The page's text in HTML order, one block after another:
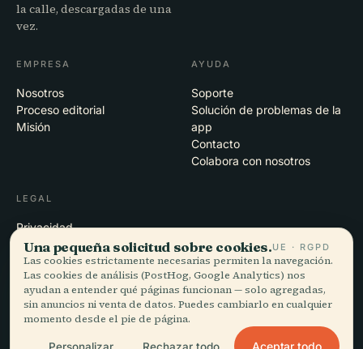
la calle, descargadas de una
vez.
EMPRESA
Nosotros
Proceso editorial
Misión
AYUDA
Soporte
Solución de problemas de la
app
Contacto
Colabora con nosotros
LEGAL
Privacidad
Términos
Configuración de cookies
Eliminar cuenta
© 2026 Audiala · Hecho en Morges, Suiza, en la carretera y en la nube
Una pequeña solicitud sobre cookies.UE · RGPD
Las cookies estrictamente necesarias permiten la navegación.
Las cookies de análisis (PostHog, Google Analytics) nos
ayudan a entender qué páginas funcionan — solo agregadas,
sin anuncios ni venta de datos. Puedes cambiarlo en cualquier
momento desde el pie de página.
Personalizar Rechazar todo Aceptar todo